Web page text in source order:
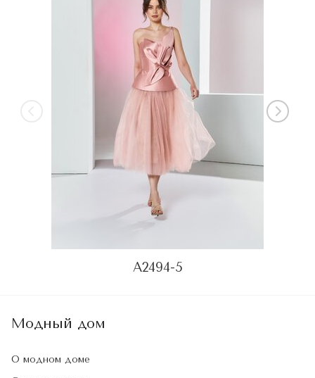
А2494-5
Модный дом
О модном доме